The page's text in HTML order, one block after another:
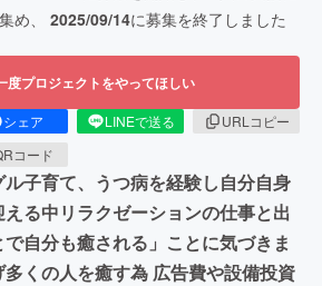
め、 2025/09/14に募集を終了しました
度プロジェクトをやってほしい
シェア LINEで送る
URLコピー
コード
子育て、うつ病を経験し自分自身
る中リラクゼーションの仕事と出
自分も癒される」ことに気づきま
くの人を癒す為 広告費や設備投資